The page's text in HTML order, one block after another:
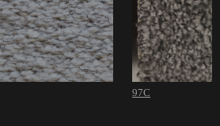
97C